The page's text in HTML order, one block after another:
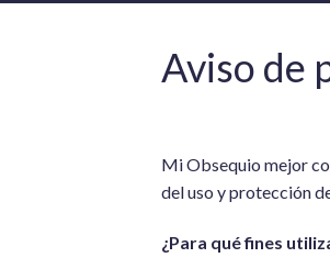
Aviso de
Mi Obsequio mejor
del uso y protección
¿Para qué fines